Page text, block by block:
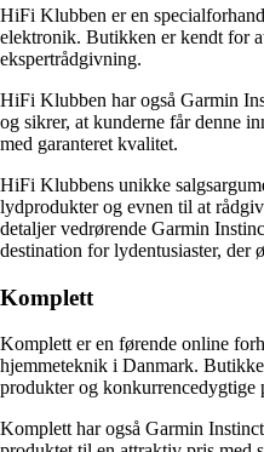
HiFi Klubben er en
elektronik. Butikken er kendt for
ekspertrådgivning.
HiFi Klubben har også Garmin
og sikrer, at kunderne får denne
med garanteret kvalitet.
HiFi Klubbens unikke
lydprodukter og evnen til at
detaljer vedrørende Garmin
destination for lydentusiaster, der
Komplett
Komplett er en førende online
hjemmeteknik i Danmark.
produkter og konkurrencedygtige
Komplett har også Garmin